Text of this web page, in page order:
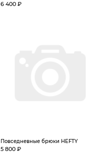
6 400 ₽
Повседневные брюки HEFTY
5 800 ₽